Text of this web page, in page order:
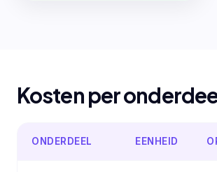
Kosten per
ONDERDEEL EENHEID